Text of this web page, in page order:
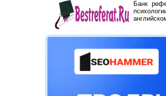
Банк